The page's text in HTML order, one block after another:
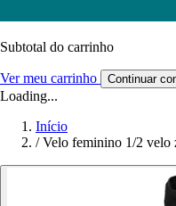
Subtotal do carrinho
Ver meu carrinho Continuar
Loading...
Início
/ Velo feminino 1/2